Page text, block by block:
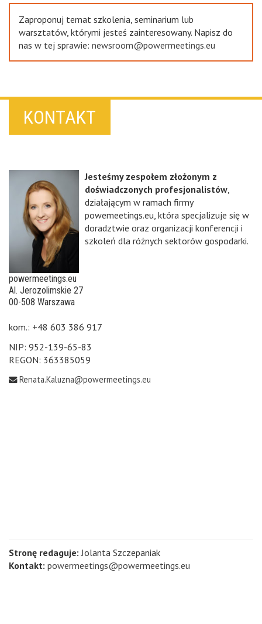
Zaproponuj temat szkolenia, seminarium lub
warsztatów, którymi jesteś zainteresowany. Napisz do
nas w tej sprawie: newsroom@powermeetings.eu
KONTAKT
Jesteśmy zespołem złożonym z
doświadczonych profesjonalistów
działającym w ramach firmy
powemeetings.eu, która specjalizuje się w
doradztwie oraz organizacji konferencji i
szkoleń dla różnych sektorów gospodarki.
powermeetings.eu
Al. Jerozolimskie 27
00-508 Warszawa
kom.: +48 603 386 917
NIP: 952-139-65-83
REGON: 363385059
Renata.Kaluzna@powermeetings.eu
Stronę redaguje: Jolanta Szczepaniak
Kontakt: powermeetings@powermeetings.eu